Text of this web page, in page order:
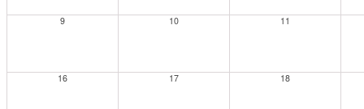
9 10 11
16 17 18